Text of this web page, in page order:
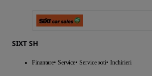
SIXT SH
Finantare Service Service roti Inchirieri